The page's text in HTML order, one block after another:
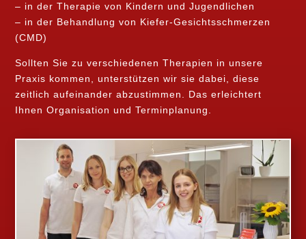
– in der Therapie von Kindern und Jugendlichen
– in der Behandlung von Kiefer-Gesichtsschmerzen
(CMD)
Sollten Sie zu verschiedenen Therapien in unsere
Praxis kommen, unterstützen wir sie dabei, diese
zeitlich aufeinander abzustimmen. Das erleichtert
Ihnen Organisation und Terminplanung.